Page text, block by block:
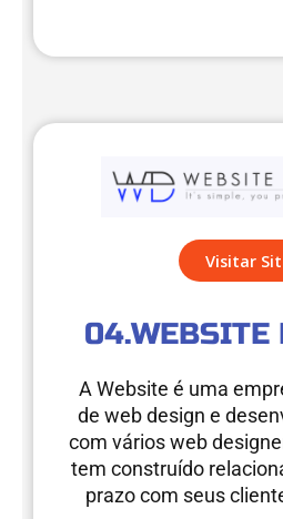
Visitar
04.WEBSITE
A Website é uma
de web design e
com vários web
tem construído
prazo com seus